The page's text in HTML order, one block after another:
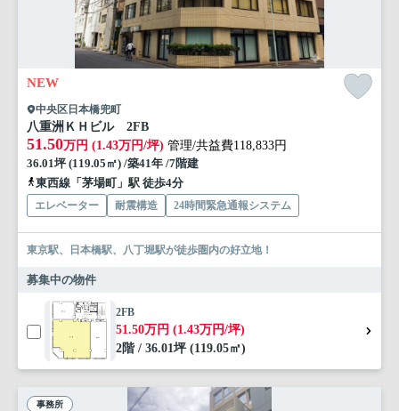
NEW
中央区日本橋兜町
八重洲ＫＨビル 2FB
51.50万円 (1.43万円/坪) 管理/共益費118,833円
36.01坪 (119.05㎡) /築41年 /7階建
東西線「茅場町」駅 徒歩4分
エレベーター 耐震構造 24時間緊急通報システム
東京駅、日本橋駅、八丁堀駅が徒歩圏内の好立地！
募集中の物件
2FB
51.50万円 (1.43万円/坪)
2階 / 36.01坪 (119.05㎡)
事務所